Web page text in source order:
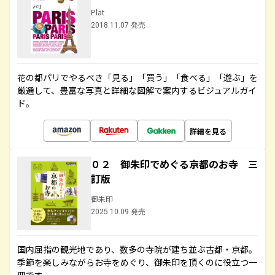
Plat
2018.11.07 発売
花の都パリでやるべき「見る」「買う」「食べる」「遊ぶ」を
厳選して、豊富な写真と詳細な図解で案内するビジュアルガイ
ド。
詳細を見る
０２ 御朱印でめぐる京都のお寺 三
訂版
御朱印
2025.10.09 発売
国内屈指の観光地であり、数多の寺院が建ち並ぶ古都・京都。
季節を楽しみながらお寺をめぐり、御朱印を頂くのに役立つ一